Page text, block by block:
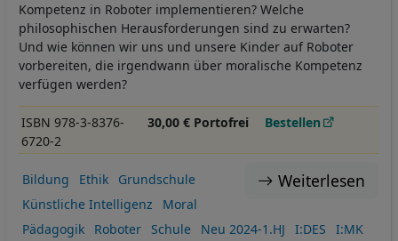
Kompetenz in Roboter implementieren? Welche
philosophischen Herausforderungen sind zu erwarten?
Und wie können wir uns und unsere Kinder auf Roboter
vorbereiten, die irgendwann über moralische Kompetenz
verfügen werden?
ISBN 978-3-8376-
6720-2
30,00 € Portofrei Bestellen
Weiterlesen
Bildung Ethik
Grundschule
Künstliche Intelligenz
Moral
Pädagogik
Roboter Schule Neu 2024-1.HJ I:DES I:MK